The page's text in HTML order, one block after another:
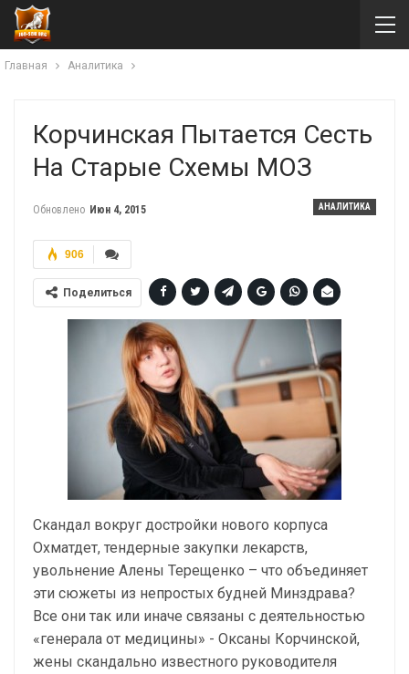
Главная Аналитика
Корчинская Пытается Сесть
На Старые Схемы МОЗ
АНАЛИТИКА
Обновлено Июн 4, 2015
906
Поделиться
Скандал вокруг достройки нового корпуса
Охматдет, тендерные закупки лекарств,
увольнение Алены Терещенко – что объединяет
эти сюжеты из непростых будней Минздрава?
Все они так или иначе связаны с деятельностью
«генерала от медицины» - Оксаны Корчинской,
жены скандально известного руководителя